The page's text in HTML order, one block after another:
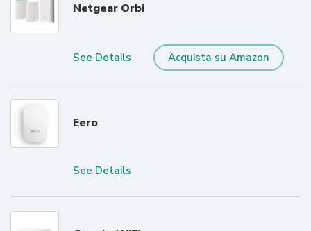
Netgear Orbi
See Details Acquista su Amazon
Eero
See Details